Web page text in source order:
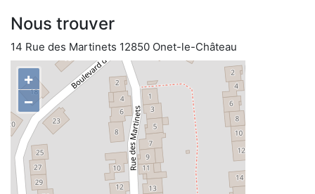
Nous trouver
14 Rue des Martinets 12850 Onet-le-Château
+
−